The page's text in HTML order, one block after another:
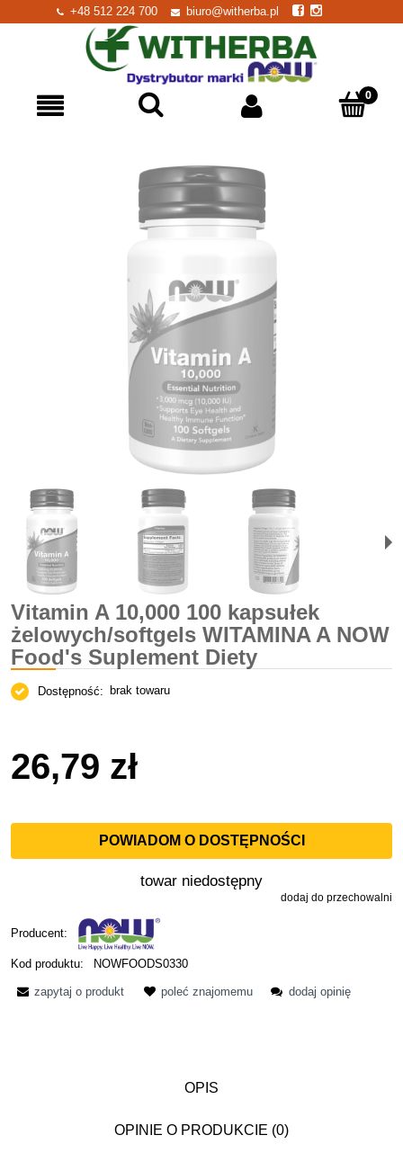
+48 512 224 700 biuro@witherba.pl
Vitamin A 10,000 100 kapsułek
żelowych/softgels WITAMINA A NOW
Food's Suplement Diety
Dostępność: brak towaru
26,79 zł
POWIADOM O DOSTĘPNOŚCI
towar niedostępny
dodaj do przechowalni
Producent:
Kod produktu: NOWFOODS0330
zapytaj o produkt poleć znajomemu dodaj opinię
OPIS
OPINIE O PRODUKCIE (0)